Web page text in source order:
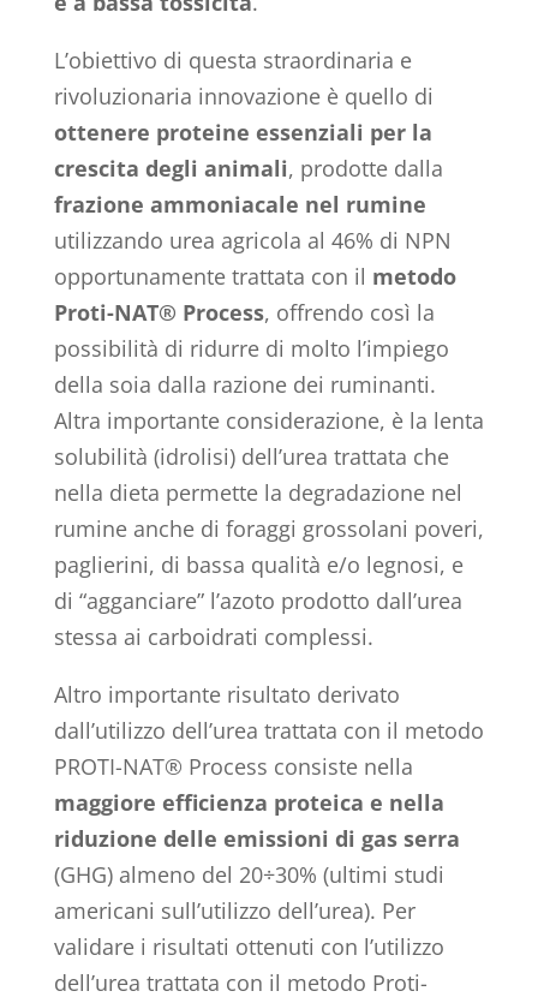
L’obiettivo di questa straordinaria e
rivoluzionaria innovazione è quello di
ottenere proteine essenziali per la
crescita degli animali, prodotte dalla
frazione ammoniacale nel rumine
utilizzando urea agricola al 46% di NPN
opportunamente trattata con il metodo
Proti-NAT® Process, offrendo così la
possibilità di ridurre di molto l’impiego
della soia dalla razione dei ruminanti.
Altra importante considerazione, è la lenta
solubilità (idrolisi) dell’urea trattata che
nella dieta permette la degradazione nel
rumine anche di foraggi grossolani poveri,
paglierini, di bassa qualità e/o legnosi, e
di “agganciare” l’azoto prodotto dall’urea
stessa ai carboidrati complessi.
Altro importante risultato derivato
dall’utilizzo dell’urea trattata con il metodo
PROTI-NAT® Process consiste nella
maggiore efficienza proteica e nella
riduzione delle emissioni di gas serra
(GHG) almeno del 20÷30% (ultimi studi
americani sull’utilizzo dell’urea). Per
validare i risultati ottenuti con l’utilizzo
dell’urea trattata con il metodo Proti-